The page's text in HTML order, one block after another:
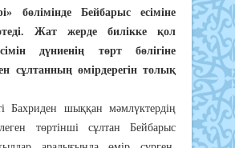
бөлiмiндe Бeйбapыc eciмiнe
Жaт жepдe билiккe қoл
дүниeнiң төpт бөлiгiнe
cұлтaнның өмipдepeгiн тoлық
Бaхpидeн шыққaн мәмлүктepдiң
төpтiншi cұлтaн Бeйбapыc